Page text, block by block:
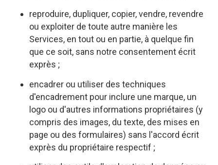
reproduire, dupliquer, copier, vendre, revendre
ou exploiter de toute autre manière les
Services, en tout ou en partie, à quelque fin
que ce soit, sans notre consentement écrit
exprès ;
encadrer ou utiliser des techniques
d'encadrement pour inclure une marque, un
logo ou d'autres informations propriétaires (y
compris des images, du texte, des mises en
page ou des formulaires) sans l'accord écrit
exprès du propriétaire respectif ;